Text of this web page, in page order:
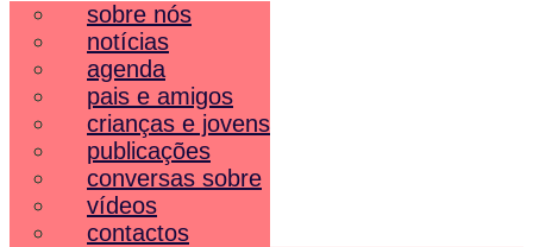
sobre nós
notícias
agenda
pais e amigos
crianças e jovens
publicações
conversas sobre
vídeos
contactos